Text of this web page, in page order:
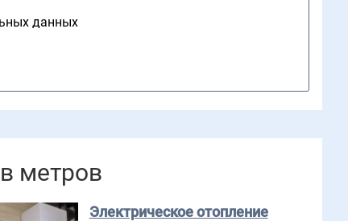
данных
метров
Электрическое отопление